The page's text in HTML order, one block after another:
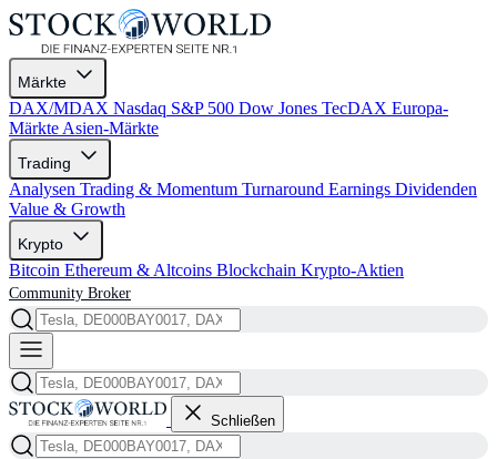
Märkte
DAX/MDAX Nasdaq S&P 500 Dow Jones TecDAX Europa-
Märkte Asien-Märkte
Trading
Analysen Trading & Momentum Turnaround Earnings Dividenden
Value & Growth
Krypto
Bitcoin Ethereum & Altcoins Blockchain Krypto-Aktien
Community Broker
Schließen